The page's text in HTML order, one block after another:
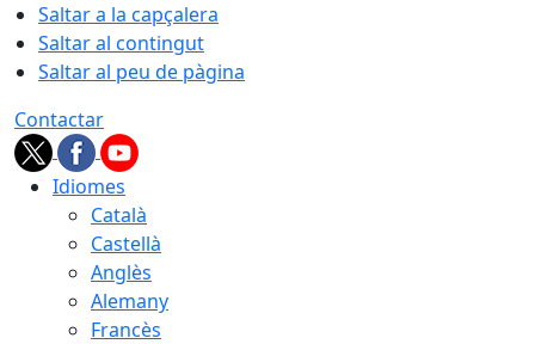
Saltar a la capçalera
Saltar al contingut
Saltar al peu de pàgina
Contactar
Idiomes
Català
Castellà
Anglès
Alemany
Francès